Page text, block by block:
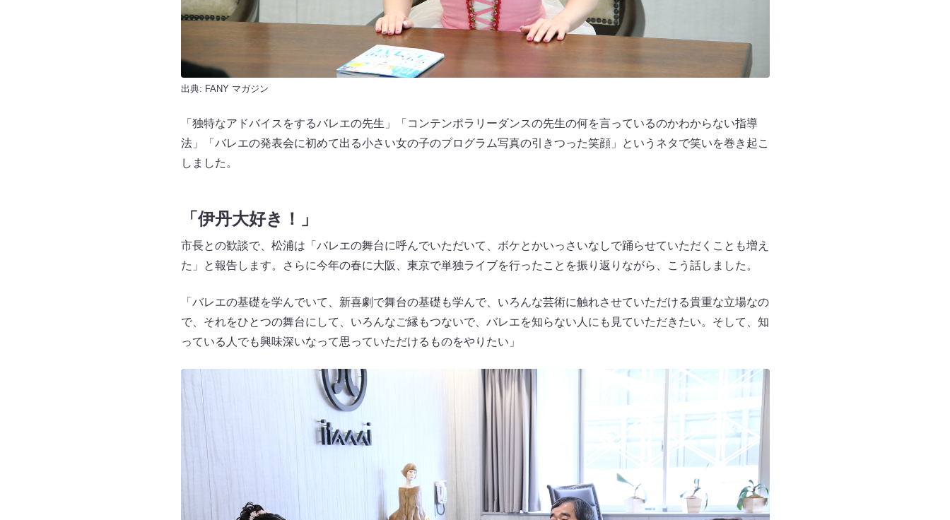
出典: FANY マガジン
「独特なアドバイスをするバレエの先生」「コンテンポラリーダンスの先生の何を言っているのかわからない指導
法」「バレエの発表会に初めて出る小さい女の子のプログラム写真の引きつった笑顔」というネタで笑いを巻き起こ
しました。
「伊丹大好き！」
市長との歓談で、松浦は「バレエの舞台に呼んでいただいて、ボケとかいっさいなしで踊らせていただくことも増え
た」と報告します。さらに今年の春に大阪、東京で単独ライブを行ったことを振り返りながら、こう話しました。
「バレエの基礎を学んでいて、新喜劇で舞台の基礎も学んで、いろんな芸術に触れさせていただける貴重な立場なの
で、それをひとつの舞台にして、いろんなご縁もつないで、バレエを知らない人にも見ていただきたい。そして、知
っている人でも興味深いなって思っていただけるものをやりたい」